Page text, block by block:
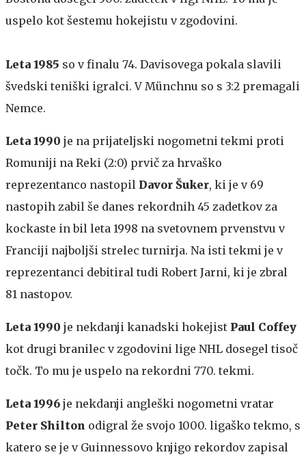
uspelo kot šestemu hokejistu v zgodovini.
Leta 1985 so v finalu 74. Davisovega pokala slavili
švedski teniški igralci. V Münchnu so s 3:2 premagali
Nemce.
Leta 1990 je na prijateljski nogometni tekmi proti
Romuniji na Reki (2:0) prvič za hrvaško
reprezentanco nastopil Davor Šuker, ki je v 69
nastopih zabil še danes rekordnih 45 zadetkov za
kockaste in bil leta 1998 na svetovnem prvenstvu v
Franciji najboljši strelec turnirja. Na isti tekmi je v
reprezentanci debitiral tudi Robert Jarni, ki je zbral
81 nastopov.
Leta 1990 je nekdanji kanadski hokejist Paul Coffey
kot drugi branilec v zgodovini lige NHL dosegel tisoč
točk. To mu je uspelo na rekordni 770. tekmi.
Leta 1996 je nekdanji angleški nogometni vratar
Peter Shilton odigral že svojo 1000. ligaško tekmo, s
katero se je v Guinnessovo knjigo rekordov zapisal